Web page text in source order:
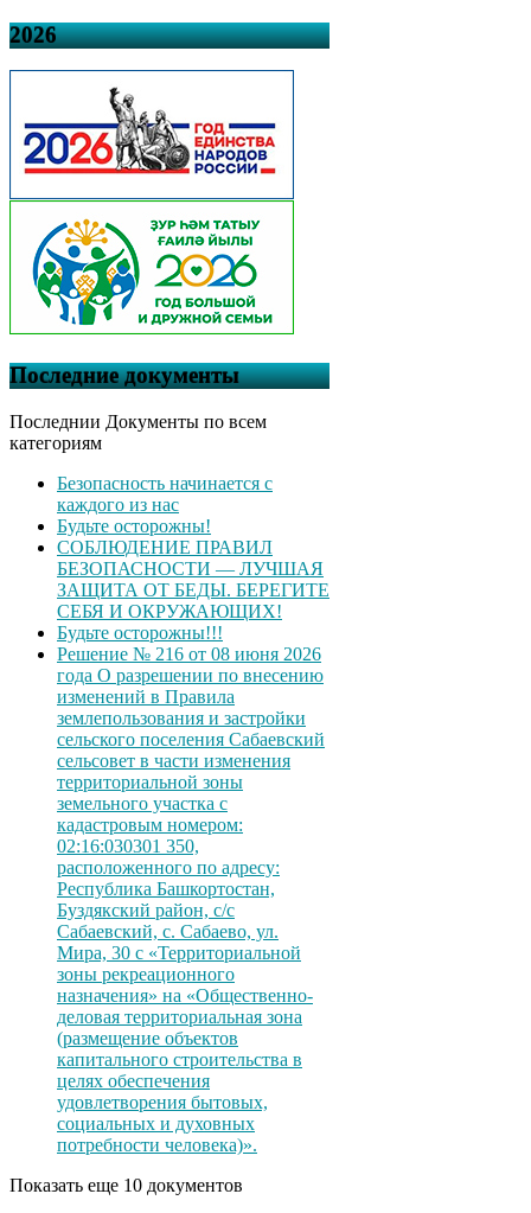
2026
Последние документы
Последнии Документы по всем
категориям
Безопасность начинается с
каждого из нас
Будьте осторожны!
СОБЛЮДЕНИЕ ПРАВИЛ
БЕЗОПАСНОСТИ — ЛУЧШАЯ
ЗАЩИТА ОТ БЕДЫ. БЕРЕГИТЕ
СЕБЯ И ОКРУЖАЮЩИХ!
Будьте осторожны!!!
Решение № 216 от 08 июня 2026
года О разрешении по внесению
изменений в Правила
землепользования и застройки
сельского поселения Сабаевский
сельсовет в части изменения
территориальной зоны
земельного участка с
кадастровым номером:
02:16:030301 350,
расположенного по адресу:
Республика Башкортостан,
Буздякский район, с/с
Сабаевский, с. Сабаево, ул.
Мира, 30 с «Территориальной
зоны рекреационного
назначения» на «Общественно-
деловая территориальная зона
(размещение объектов
капитального строительства в
целях обеспечения
удовлетворения бытовых,
социальных и духовных
потребности человека)».
Показать еще 10 документов